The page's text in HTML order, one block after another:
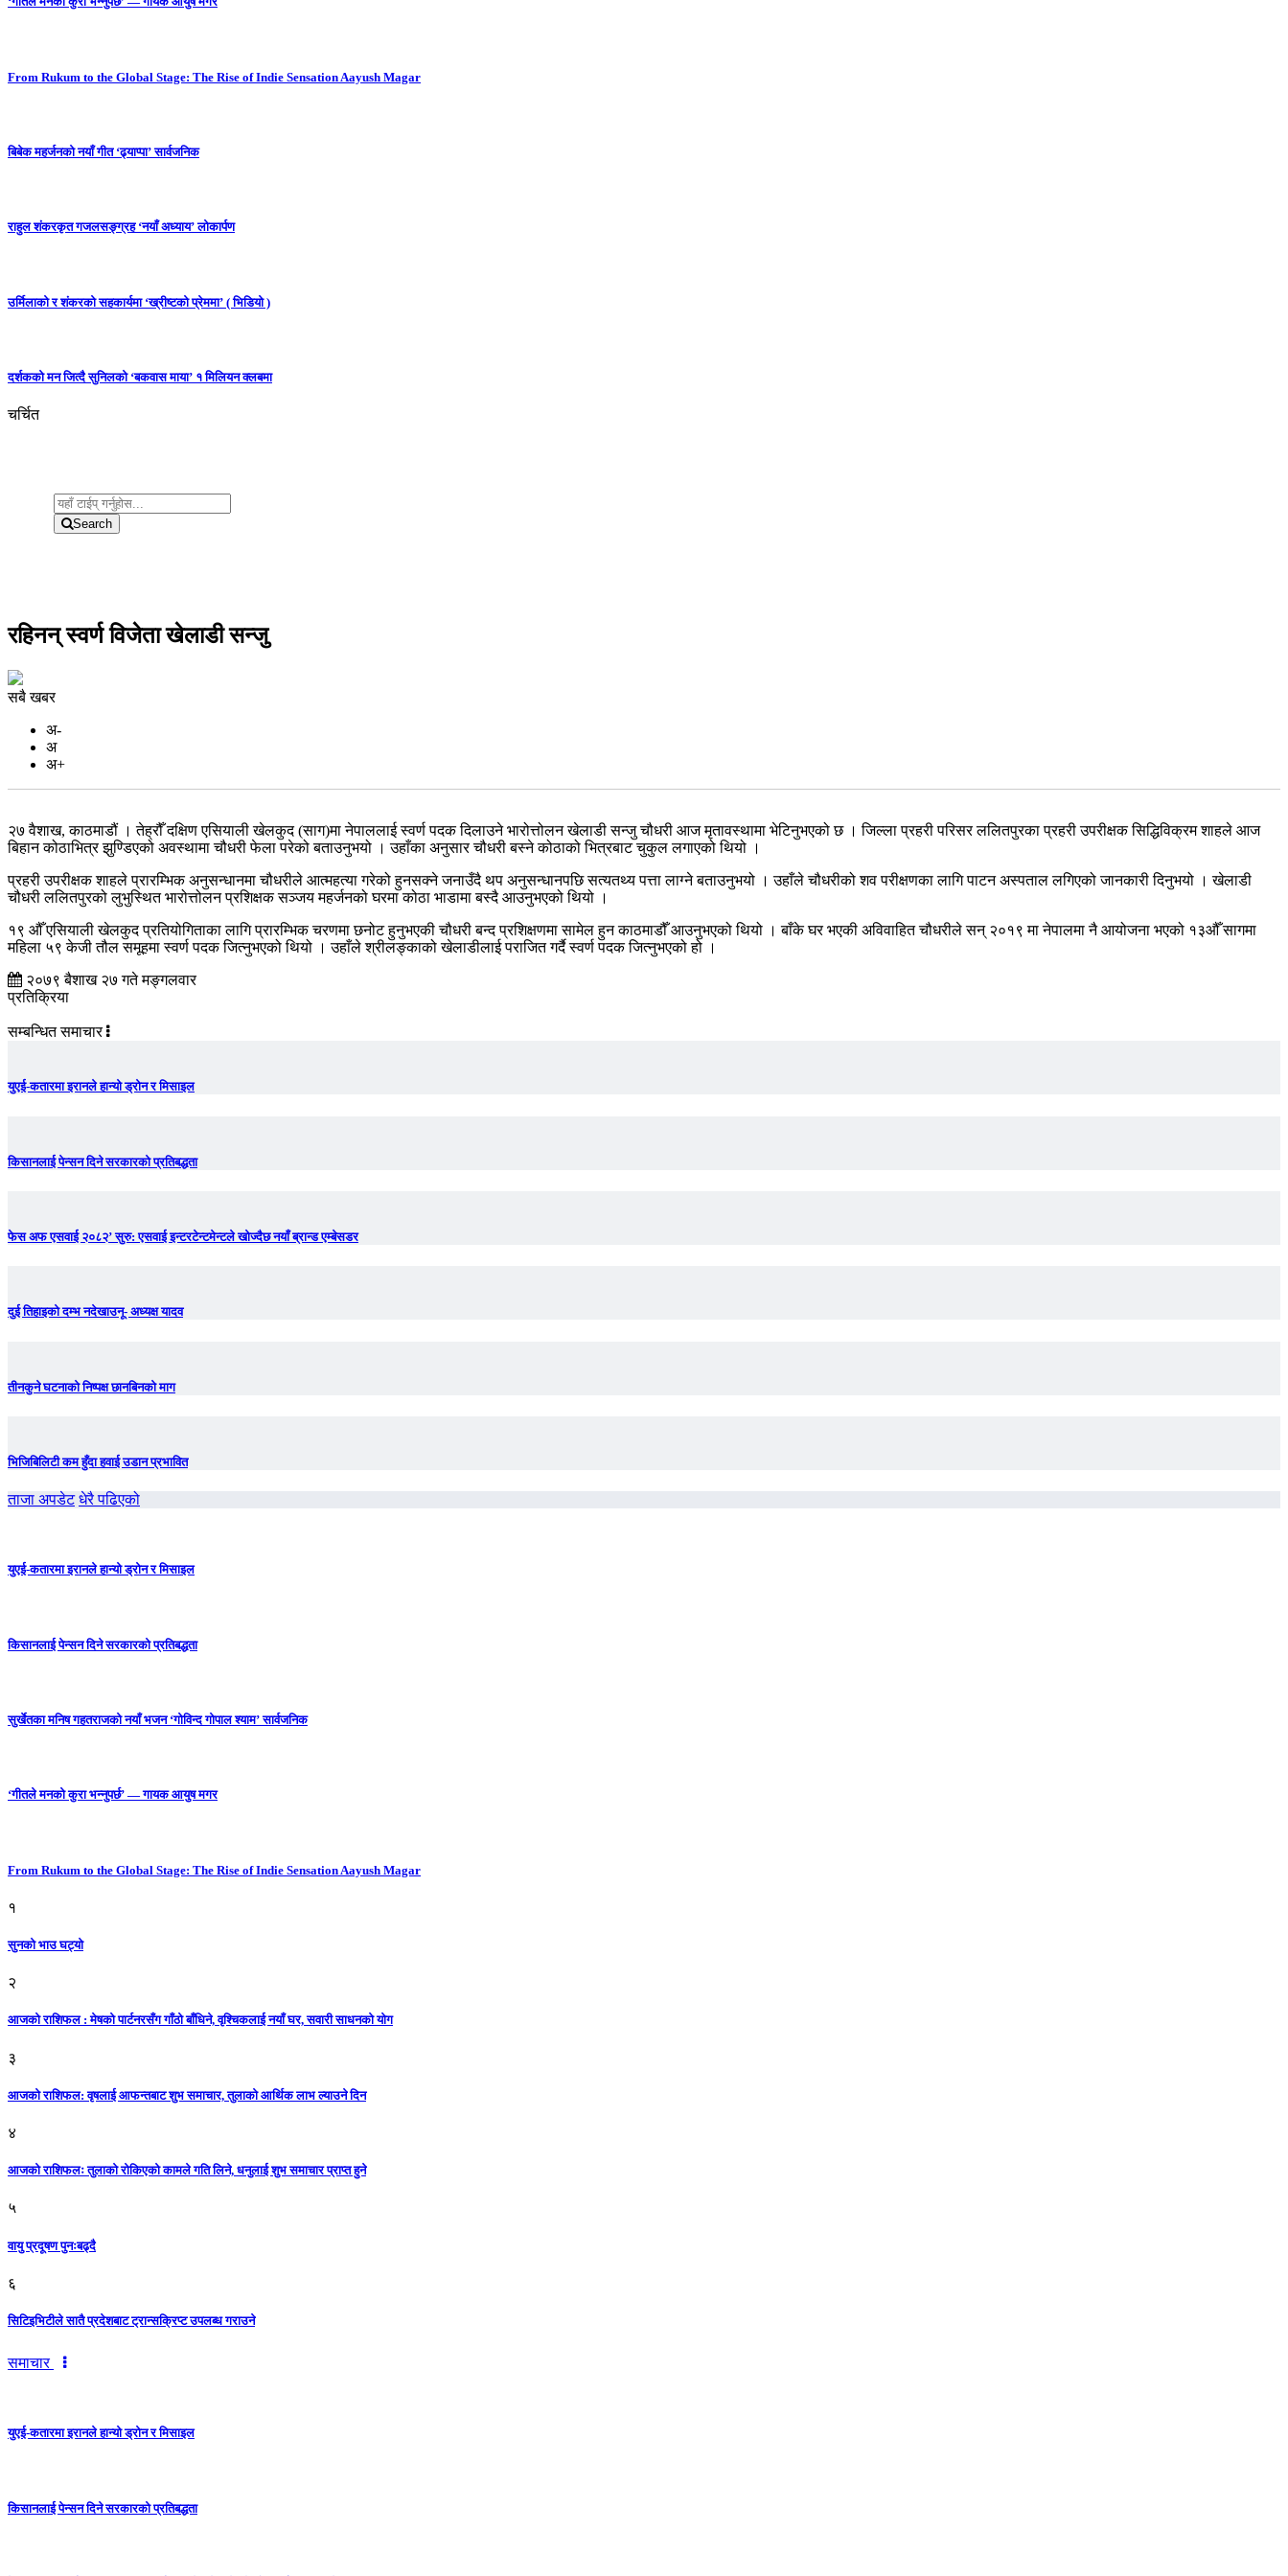
From Rukum to the Global Stage: The Rise of Indie Sensation Aayush Magar
बिबेक महर्जनको नयाँ गीत ‘ढ्याप्पा’ सार्वजनिक
राहुल शंकरकृत गजलसङ्ग्रह ‘नयाँ अध्याय’ लोकार्पण
उर्मिलाको र शंकरको सहकार्यमा ‘ख्रीष्टको प्रेममा’ ( भिडियो )
दर्शकको मन जित्दै सुनिलको ‘बकवास माया’ १ मिलियन क्लबमा
चर्चित
Search
रहिनन् स्वर्ण विजेता खेलाडी सन्जु
सबै खबर
अ-
अ
अ+
२७ वैशाख, काठमाडौं । तेह्रौँ दक्षिण एसियाली खेलकुद (साग)मा नेपाललाई स्वर्ण पदक दिलाउने भारोत्तोलन खेलाडी सन्जु चौधरी आज मृतावस्थामा भेटिनुभएको छ । जिल्ला प्रहरी परिसर ललितपुरका प्रहरी उपरीक्षक सिद्धिविक्रम शाहले आज
बिहान कोठाभित्र झुण्डिएको अवस्थामा चौधरी फेला परेको बताउनुभयो । उहाँका अनुसार चौधरी बस्ने कोठाको भित्रबाट चुकुल लगाएको थियो ।
प्रहरी उपरीक्षक शाहले प्रारम्भिक अनुसन्धानमा चौधरीले आत्महत्या गरेको हुनसक्ने जनाउँदै थप अनुसन्धानपछि सत्यतथ्य पत्ता लाग्ने बताउनुभयो । उहाँले चौधरीको शव परीक्षणका लागि पाटन अस्पताल लगिएको जानकारी दिनुभयो । खेलाडी
चौधरी ललितपुरको लुभुस्थित भारोत्तोलन प्रशिक्षक सञ्जय महर्जनको घरमा कोठा भाडामा बस्दै आउनुभएको थियो ।
१९ औँ एसियाली खेलकुद प्रतियोगिताका लागि प्रारम्भिक चरणमा छनोट हुनुभएकी चौधरी बन्द प्रशिक्षणमा सामेल हुन काठमाडौँ आउनुभएको थियो । बाँके घर भएकी अविवाहित चौधरीले सन् २०१९ मा नेपालमा नै आयोजना भएको १३औँ सागमा
महिला ५९ केजी तौल समूहमा स्वर्ण पदक जित्नुभएको थियो । उहाँले श्रीलङ्काको खेलाडीलाई पराजित गर्दै स्वर्ण पदक जित्नुभएको हो ।
२०७९ बैशाख २७ गते मङ्गलवार
प्रतिक्रिया
सम्बन्धित समाचार
युएई-कतारमा इरानले हान्यो ड्रोन र मिसाइल
किसानलाई पेन्सन दिने सरकारको प्रतिबद्धता
फेस अफ एसवाई २०८२’ सुरु: एसवाई इन्टरटेन्टमेन्टले खोज्दैछ नयाँ ब्रान्ड एम्बेसडर
दुई तिहाइको दम्भ नदेखाउनू- अध्यक्ष यादव
तीनकुने घटनाकाे निष्पक्ष छानबिनकाे माग
भिजिबिलिटी कम हुँदा हवाई उडान प्रभावित
ताजा अपडेट धेरै पढिएको
युएई-कतारमा इरानले हान्यो ड्रोन र मिसाइल
किसानलाई पेन्सन दिने सरकारको प्रतिबद्धता
सुर्खेतका मनिष गहतराजको नयाँ भजन ‘गोविन्द गोपाल श्याम’ सार्वजनिक
‘गीतले मनको कुरा भन्नुपर्छ’ — गायक आयुष मगर
From Rukum to the Global Stage: The Rise of Indie Sensation Aayush Magar
१
सुनको भाउ घट्याे
२
आजको राशिफल : मेषको पार्टनरसँग गाँठो बाँधिने, वृश्चिकलाई नयाँ घर, सवारी साधनकाे याेग
३
आजकाे राशिफल: वृषलाई आफन्तबाट शुभ समाचार, तुलाकाे आर्थिक लाभ ल्याउने दिन
४
आजको राशिफलः तुलाकाे रोकिएको कामले गति लिने, धनुलाई शुभ समाचार प्राप्त हुने
५
वायु प्रदूषण पुनःबढ्दै
६
सिटिइभिटीले सातै प्रदेशबाट ट्रान्सक्रिप्ट उपलब्ध गराउने
समाचार
युएई-कतारमा इरानले हान्यो ड्रोन र मिसाइल
किसानलाई पेन्सन दिने सरकारको प्रतिबद्धता